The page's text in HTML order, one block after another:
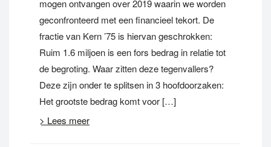
mogen ontvangen over 2019 waarin we worden
geconfronteerd met een financieel tekort. De
fractie van Kern ’75 is hiervan geschrokken:
Ruim 1.6 miljoen is een fors bedrag in relatie tot
de begroting. Waar zitten deze tegenvallers?
Deze zijn onder te splitsen in 3 hoofdoorzaken:
Het grootste bedrag komt voor […]
> Lees meer